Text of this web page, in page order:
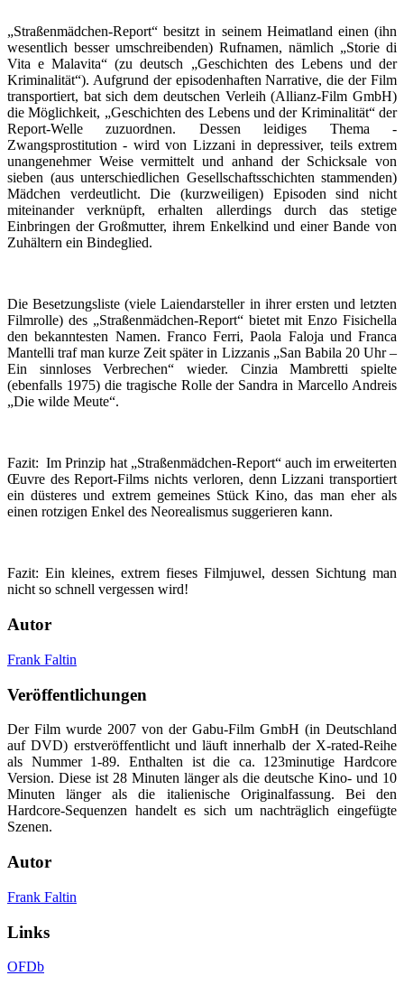
„Straßenmädchen-Report“ besitzt in seinem Heimatland einen (ihn
wesentlich besser umschreibenden) Rufnamen, nämlich „Storie di
Vita e Malavita“ (zu deutsch „Geschichten des Lebens und der
Kriminalität“). Aufgrund der episodenhaften Narrative, die der Film
transportiert, bat sich dem deutschen Verleih (Allianz-Film GmbH)
die Möglichkeit, „Geschichten des Lebens und der Kriminalität“ der
Report-Welle zuzuordnen. Dessen leidiges Thema -
Zwangsprostitution - wird von Lizzani in depressiver, teils extrem
unangenehmer Weise vermittelt und anhand der Schicksale von
sieben (aus unterschiedlichen Gesellschaftsschichten stammenden)
Mädchen verdeutlicht. Die (kurzweiligen) Episoden sind nicht
miteinander verknüpft, erhalten allerdings durch das stetige
Einbringen der Großmutter, ihrem Enkelkind und einer Bande von
Zuhältern ein Bindeglied.
Die Besetzungsliste (viele Laiendarsteller in ihrer ersten und letzten
Filmrolle) des „Straßenmädchen-Report“ bietet mit Enzo Fisichella
den bekanntesten Namen. Franco Ferri, Paola Faloja und Franca
Mantelli traf man kurze Zeit später in Lizzanis „San Babila 20 Uhr –
Ein sinnloses Verbrechen“ wieder. Cinzia Mambretti spielte
(ebenfalls 1975) die tragische Rolle der Sandra in Marcello Andreis
„Die wilde Meute“.
Fazit: Im Prinzip hat „Straßenmädchen-Report“ auch im erweiterten
Œuvre des Report-Films nichts verloren, denn Lizzani transportiert
ein düsteres und extrem gemeines Stück Kino, das man eher als
einen rotzigen Enkel des Neorealismus suggerieren kann.
Fazit: Ein kleines, extrem fieses Filmjuwel, dessen Sichtung man
nicht so schnell vergessen wird!
Autor
Frank Faltin
Veröffentlichungen
Der Film wurde 2007 von der Gabu-Film GmbH (in Deutschland
auf DVD) erstveröffentlicht und läuft innerhalb der X-rated-Reihe
als Nummer 1-89. Enthalten ist die ca. 123minutige Hardcore
Version. Diese ist 28 Minuten länger als die deutsche Kino- und 10
Minuten länger als die italienische Originalfassung. Bei den
Hardcore-Sequenzen handelt es sich um nachträglich eingefügte
Szenen.
Autor
Frank Faltin
Links
OFDb